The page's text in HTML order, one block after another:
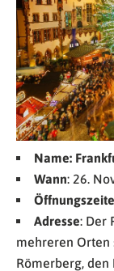
Name:
Wann: 26.
Adresse: Der
mehreren Orten
Römerberg,